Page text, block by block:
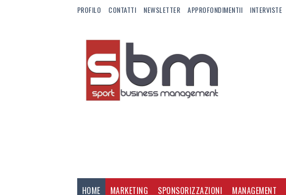
PROFILO CONTATTI NEWSLETTER APPROFONDIMENTII INTERVISTE
HOME MARKETING SPONSORIZZAZIONI MANAGEMENT